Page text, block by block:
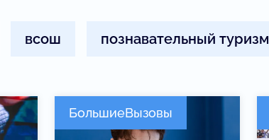
всош познавательный туризм
БольшиеВызовы